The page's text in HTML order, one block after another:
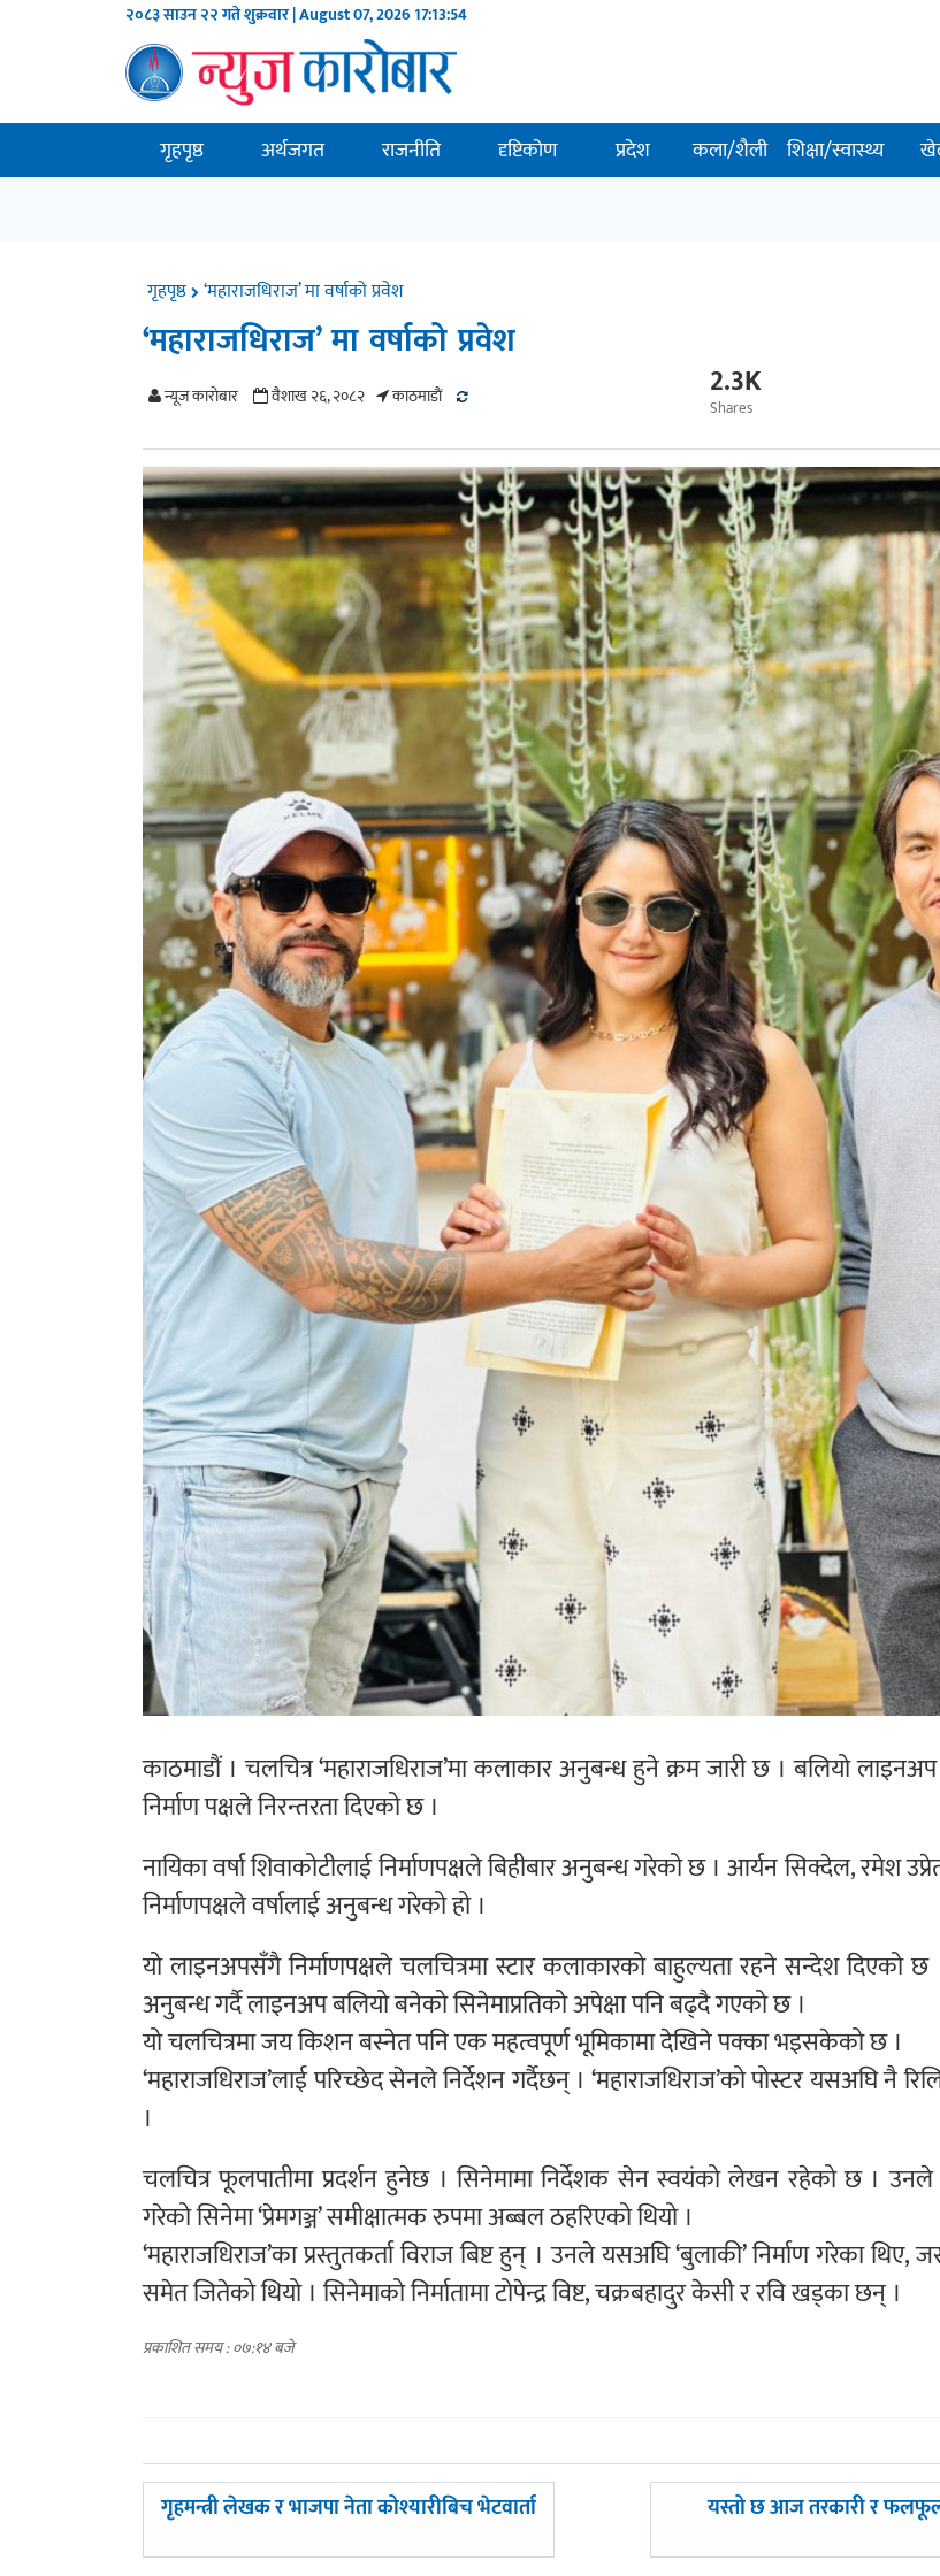
२०८३ साउन २२ गते शुक्रवार | August 07, 202617:13:55
गृहपृष्ठ अर्थजगत राजनीति दृष्टिकोण प्रदेश कला/शैली शिक्षा/स्वास्थ्य
गृहपृष्ठ ‘महाराजधिराज’ मा वर्षाको प्रवेश
‘महाराजधिराज’ मा वर्षाको प्रवेश
न्यूज काराेबार वैशाख २६, २०८२ काठमाडाैं 2.3K
Shares
काठमाडौं । चलचित्र ‘महाराजधिराज’मा कलाकार अनुबन्ध हुने क्रम जारी छ । बलियो
निर्माण पक्षले निरन्तरता दिएको छ ।
नायिका वर्षा शिवाकोटीलाई निर्माणपक्षले बिहीबार अनुबन्ध गरेको छ । आर्यन सिक्देल, रमेश
निर्माणपक्षले वर्षालाई अनुबन्ध गरेको हो ।
यो लाइनअपसँगै निर्माणपक्षले चलचित्रमा स्टार कलाकारको बाहुल्यता रहने सन्देश दिएको छ
अनुबन्ध गर्दै लाइनअप बलियो बनेको सिनेमाप्रतिको अपेक्षा पनि बढ्दै गएको छ ।
यो चलचित्रमा जय किशन बस्नेत पनि एक महत्वपूर्ण भूमिकामा देखिने पक्का भइसकेको छ ।
‘महाराजधिराज’लाई परिच्छेद सेनले निर्देशन गर्दैछन् । ‘महाराजधिराज’को पोस्टर यसअघि नै
।
चलचित्र फूलपातीमा प्रदर्शन हुनेछ । सिनेमामा निर्देशक सेन स्वयंको लेखन रहेको छ । उनले
गरेको सिनेमा ‘प्रेमगञ्ज’ समीक्षात्मक रुपमा अब्बल ठहरिएको थियो ।
‘महाराजधिराज’का प्रस्तुतकर्ता विराज बिष्ट हुन् । उनले यसअघि ‘बुलाकी’ निर्माण गरेका थिए,
समेत जितेको थियो । सिनेमाको निर्मातामा टोपेन्द्र विष्ट, चक्रबहादुर केसी र रवि खड्का छन् ।
प्रकाशित समय : ०७:१४ बजे
पछिल्लाे
गृहमन्त्री लेखक र भाजपा नेता कोश्यारीबिच भेटवार्ता
अघिल्लाे
यस्तो छ आज तरकारी र